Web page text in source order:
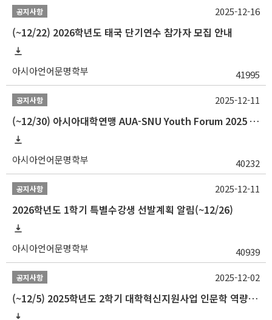
공지사항
(~12/22) 2026학년도 태국 단기연수 참가자 모집 안내
아시아언어문명학부 41995
2025-12-16
공지사항
(~12/30) 아시아대학연맹 AUA-SNU Youth Forum 2025 참가자 선발 안내
아시아언어문명학부 40232
2025-12-11
공지사항
2026학년도 1학기 특별수강생 선발계획 알림(~12/26)
아시아언어문명학부 40939
2025-12-11
공지사항
(~12/5) 2025학년도 2학기 대학혁신지원사업 인문학 역량강화 국제학술대회 참가 경비 지원 안내(2차)
2025-12-02